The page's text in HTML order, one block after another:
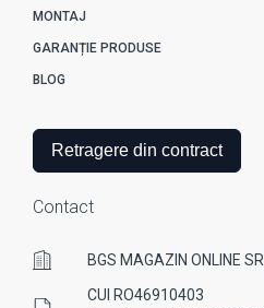
MONTAJ
GARANȚIE PRODUSE
BLOG
Retragere din contract
Contact
BGS MAGAZIN ONLINE SRL
CUI RO46910403